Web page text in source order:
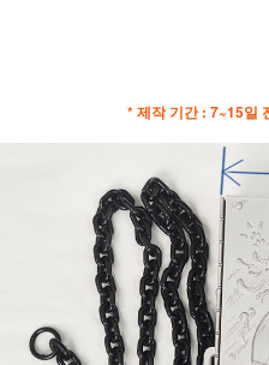
* 제작 기간 : 7~15일